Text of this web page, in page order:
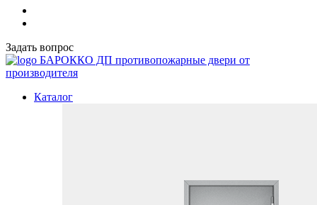
Задать вопрос
БАРОККО ДП противопожарные двери от
производителя
Каталог